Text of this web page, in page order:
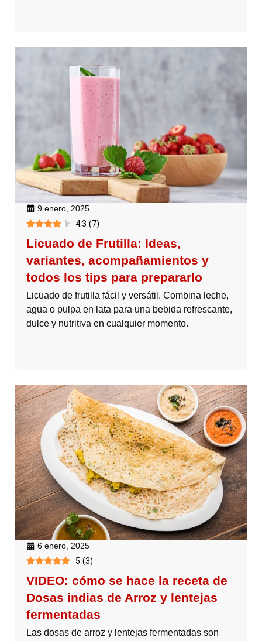
9 enero, 2025
4.3 (7)
Licuado de Frutilla: Ideas,
variantes, acompañamientos y
todos los tips para prepararlo
Licuado de frutilla fácil y versátil. Combina leche,
agua o pulpa en lata para una bebida refrescante,
dulce y nutritiva en cualquier momento.
6 enero, 2025
5 (3)
VIDEO: cómo se hace la receta de
Dosas indias de Arroz y lentejas
fermentadas
Las dosas de arroz y lentejas fermentadas son